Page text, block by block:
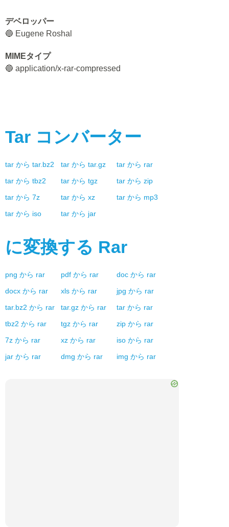
デベロッパー
🔵 Eugene Roshal
MIMEタイプ
🔵 application/x-rar-compressed
Tar コンバーター
tar から tar.bz2 tar から tar.gz tar から rar
tar から tbz2 tar から tgz tar から zip
tar から 7z tar から xz tar から mp3
tar から iso tar から jar
に変換する Rar
png から rar pdf から rar doc から rar
docx から rar xls から rar jpg から rar
tar.bz2 から rar tar.gz から rar tar から rar
tbz2 から rar tgz から rar zip から rar
7z から rar xz から rar iso から rar
jar から rar dmg から rar img から rar